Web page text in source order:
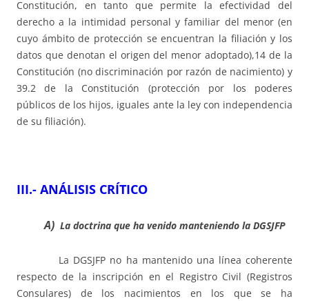
Constitución, en tanto que permite la efectividad del
derecho a la intimidad personal y familiar del menor (en
cuyo ámbito de protección se encuentran la filiación y los
datos que denotan el origen del menor adoptado),14 de la
Constitución (no discriminación por razón de nacimiento) y
39.2 de la Constitución (protección por los poderes
públicos de los hijos, iguales ante la ley con independencia
de su filiación).
III.- ANÁLISIS CRÍTICO
A) La doctrina que ha venido manteniendo la DGSJFP
La DGSJFP no ha mantenido una línea coherente
respecto de la inscripción en el Registro Civil (Registros
Consulares) de los nacimientos en los que se ha